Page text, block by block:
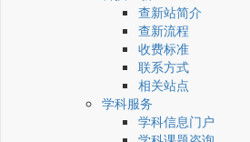
查新站简介
查新流程
收费标准
联系方式
相关站点
学科服务
学科信息门户